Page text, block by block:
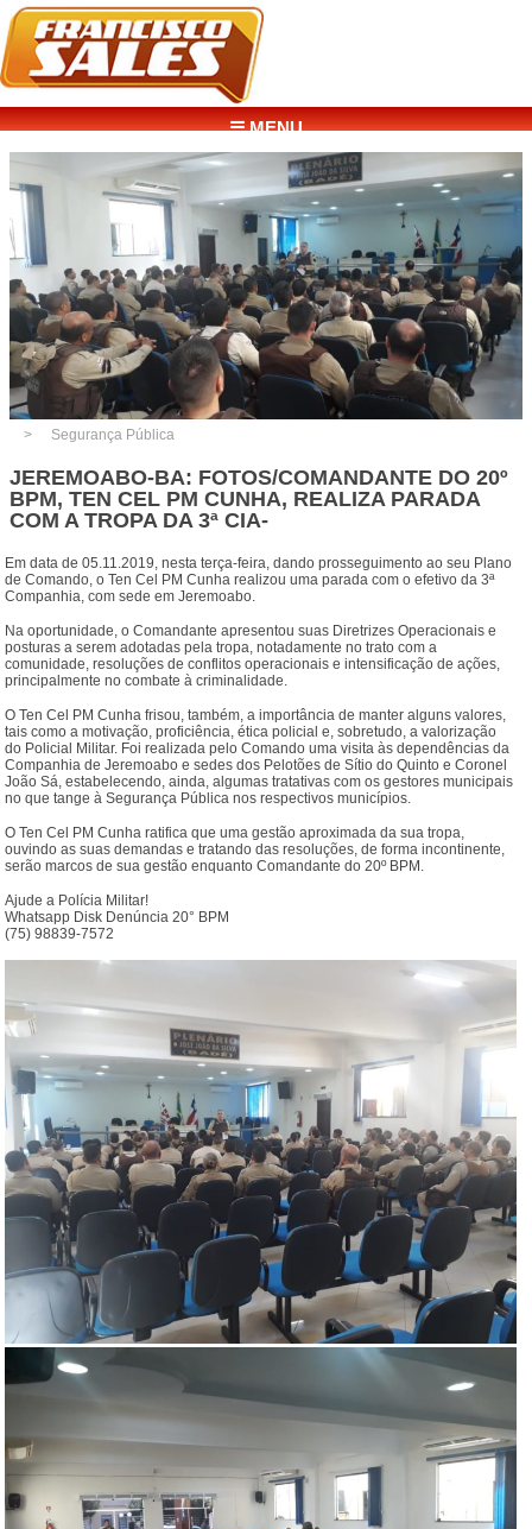
☰ MENU
Segurança Pública
JEREMOABO-BA: FOTOS/COMANDANTE DO 20º
BPM, TEN CEL PM CUNHA, REALIZA PARADA
COM A TROPA DA 3ª CIA-
Em data de 05.11.2019, nesta terça-feira, dando prosseguimento ao seu Plano
de Comando, o Ten Cel PM Cunha realizou uma parada com o efetivo da 3ª
Companhia, com sede em Jeremoabo.
Na oportunidade, o Comandante apresentou suas Diretrizes Operacionais e
posturas a serem adotadas pela tropa, notadamente no trato com a
comunidade, resoluções de conflitos operacionais e intensificação de ações,
principalmente no combate à criminalidade.
O Ten Cel PM Cunha frisou, também, a importância de manter alguns valores,
tais como a motivação, proficiência, ética policial e, sobretudo, a valorização
do Policial Militar. Foi realizada pelo Comando uma visita às dependências da
Companhia de Jeremoabo e sedes dos Pelotões de Sítio do Quinto e Coronel
João Sá, estabelecendo, ainda, algumas tratativas com os gestores municipais
no que tange à Segurança Pública nos respectivos municípios.
O Ten Cel PM Cunha ratifica que uma gestão aproximada da sua tropa,
ouvindo as suas demandas e tratando das resoluções, de forma incontinente,
serão marcos de sua gestão enquanto Comandante do 20º BPM.
Ajude a Polícia Militar!
Whatsapp Disk Denúncia 20° BPM
(75) 98839-7572